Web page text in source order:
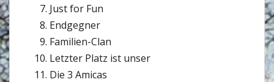
Just for Fun
Endgegner
Familien-Clan
Letzter Platz ist unser
Die 3 Amicas